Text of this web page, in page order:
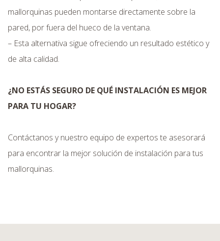
mallorquinas pueden montarse directamente sobre la
pared, por fuera del hueco de la ventana.
– Esta alternativa sigue ofreciendo un resultado estético y
de alta calidad.
¿NO ESTÁS SEGURO DE QUÉ INSTALACIÓN ES MEJOR
PARA TU HOGAR?
Contáctanos y nuestro equipo de expertos te asesorará
para encontrar la mejor solución de instalación para tus
mallorquinas.